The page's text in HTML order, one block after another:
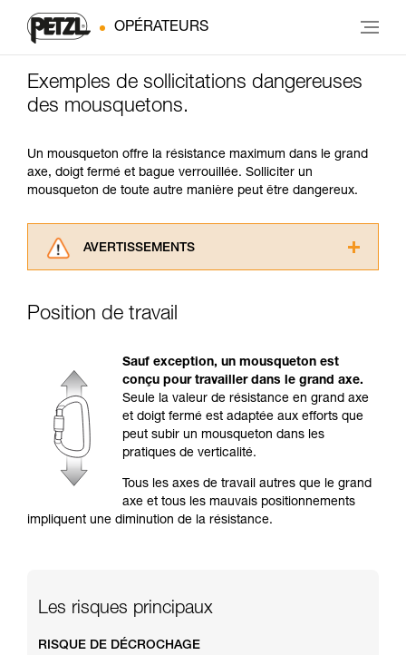
OPÉRATEURS
Exemples de sollicitations dangereuses
des mousquetons.
Un mousqueton offre la résistance maximum dans le grand
axe, doigt fermé et bague verrouillée. Solliciter un
mousqueton de toute autre manière peut être dangereux.
AVERTISSEMENTS
consulter. Vous devez avoir compris les
pouvoir comprendre ce complément
Maîtriser ces techniques nécessite une
formation et un entraînement spécifique. Validez
avec un professionnel votre capacité à refaire
la manipulation, seul, en toute sécurité, avant
de la reproduire en autonomie.
Nous donnons des exemples de techniques
liées à votre activité. Il peut en exister d’autres
que nous ne décrivons pas ici.
Position de travail
Sauf exception, un mousqueton est
conçu pour travailler dans le grand axe.
Seule la valeur de résistance en grand axe
et doigt fermé est adaptée aux efforts que
peut subir un mousqueton dans les
pratiques de verticalité.
Tous les axes de travail autres que le grand
axe et tous les mauvais positionnements
impliquent une diminution de la résistance.
Les risques principaux
RISQUE DE DÉCROCHAGE